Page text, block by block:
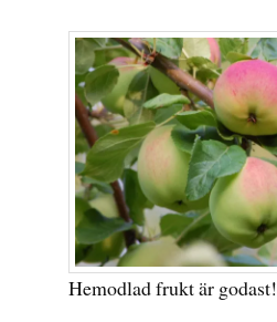
Hemodlad frukt är godast!